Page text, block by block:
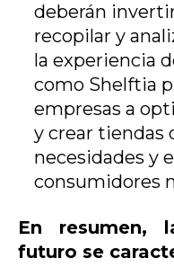
deberán
recopilar y
la experiencia
como Shelftia
empresas a
y crear tiendas
necesidades y
consumidores
En resumen,
futuro se